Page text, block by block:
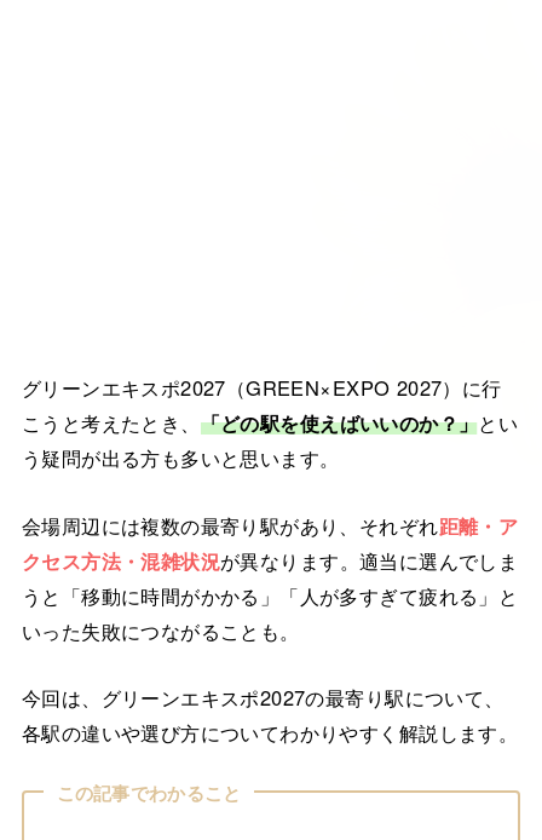
グリーンエキスポ2027（GREEN×EXPO 2027）に行
こうと考えたとき、 「どの駅を使えばいいのか？」とい
う疑問が出る方も多いと思います。
会場周辺には複数の最寄り駅があり、それぞれ距離・ア
クセス方法・混雑状況が異なります。適当に選んでしま
うと「移動に時間がかかる」「人が多すぎて疲れる」と
いった失敗につながることも。
今回は、グリーンエキスポ2027の最寄り駅について、
各駅の違いや選び方についてわかりやすく解説します。
この記事でわかること